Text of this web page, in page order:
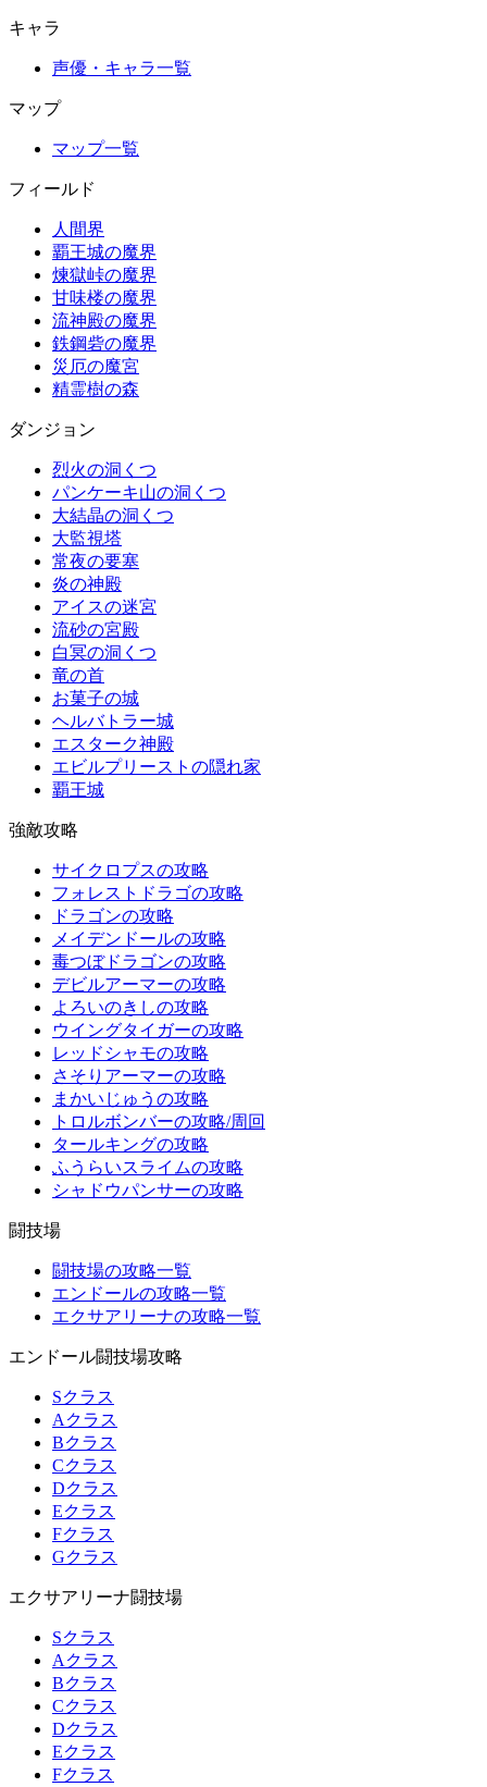
キャラ
声優・キャラ一覧
マップ
マップ一覧
フィールド
人間界
覇王城の魔界
煉獄峠の魔界
甘味楼の魔界
流神殿の魔界
鉄鋼砦の魔界
災厄の魔宮
精霊樹の森
ダンジョン
烈火の洞くつ
パンケーキ山の洞くつ
大結晶の洞くつ
大監視塔
常夜の要塞
炎の神殿
アイスの迷宮
流砂の宮殿
白冥の洞くつ
竜の首
お菓子の城
ヘルバトラー城
エスターク神殿
エビルプリーストの隠れ家
覇王城
強敵攻略
サイクロプスの攻略
フォレストドラゴの攻略
ドラゴンの攻略
メイデンドールの攻略
毒つぼドラゴンの攻略
デビルアーマーの攻略
よろいのきしの攻略
ウイングタイガーの攻略
レッドシャモの攻略
さそりアーマーの攻略
まかいじゅうの攻略
トロルボンバーの攻略/周回
タールキングの攻略
ふうらいスライムの攻略
シャドウパンサーの攻略
闘技場
闘技場の攻略一覧
エンドールの攻略一覧
エクサアリーナの攻略一覧
エンドール闘技場攻略
Sクラス
Aクラス
Bクラス
Cクラス
Dクラス
Eクラス
Fクラス
Gクラス
エクサアリーナ闘技場
Sクラス
Aクラス
Bクラス
Cクラス
Dクラス
Eクラス
Fクラス